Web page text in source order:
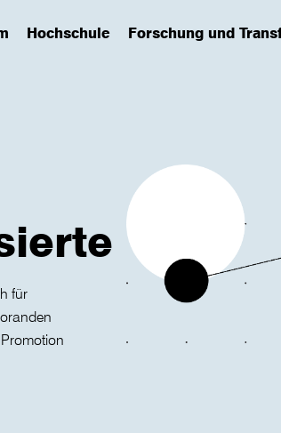
Hochschule
(has submenu)Forschung und
(has submenu)
für